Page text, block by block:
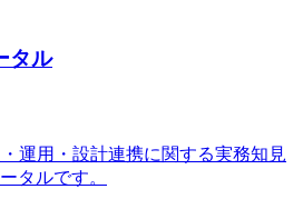
タル
運用・設計連携に関する実務知見
タルです。